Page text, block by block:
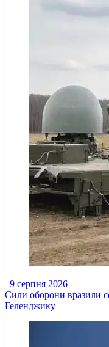
9 серпня 2026
Сили оборони вразили
Геленджику